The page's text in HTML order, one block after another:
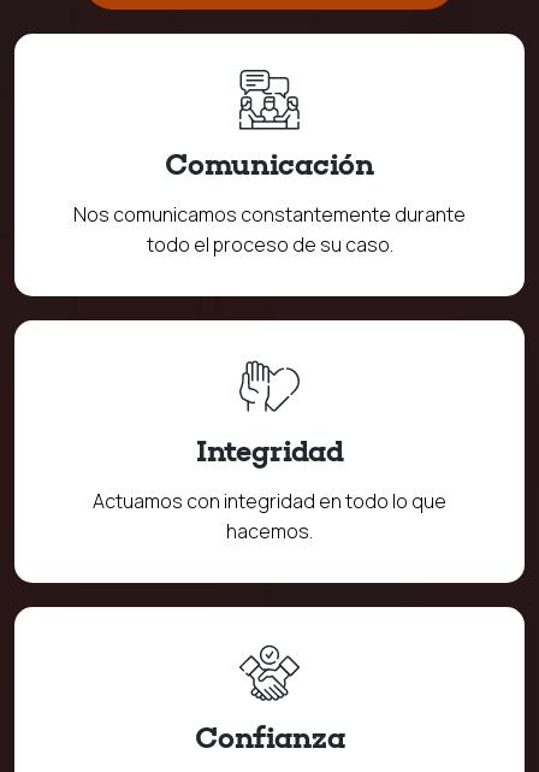
Comunicación
Nos comunicamos constantemente durante
todo el proceso de su caso.
Integridad
Actuamos con integridad en todo lo que
hacemos.
Confianza